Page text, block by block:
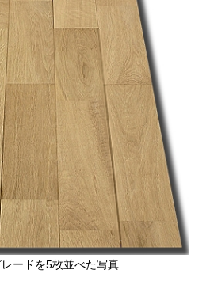
ードを5枚並べた写真